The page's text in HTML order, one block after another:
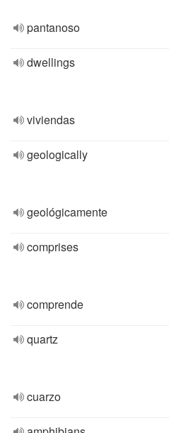
pantanoso
dwellings
viviendas
geologically
geológicamente
comprises
comprende
quartz
cuarzo